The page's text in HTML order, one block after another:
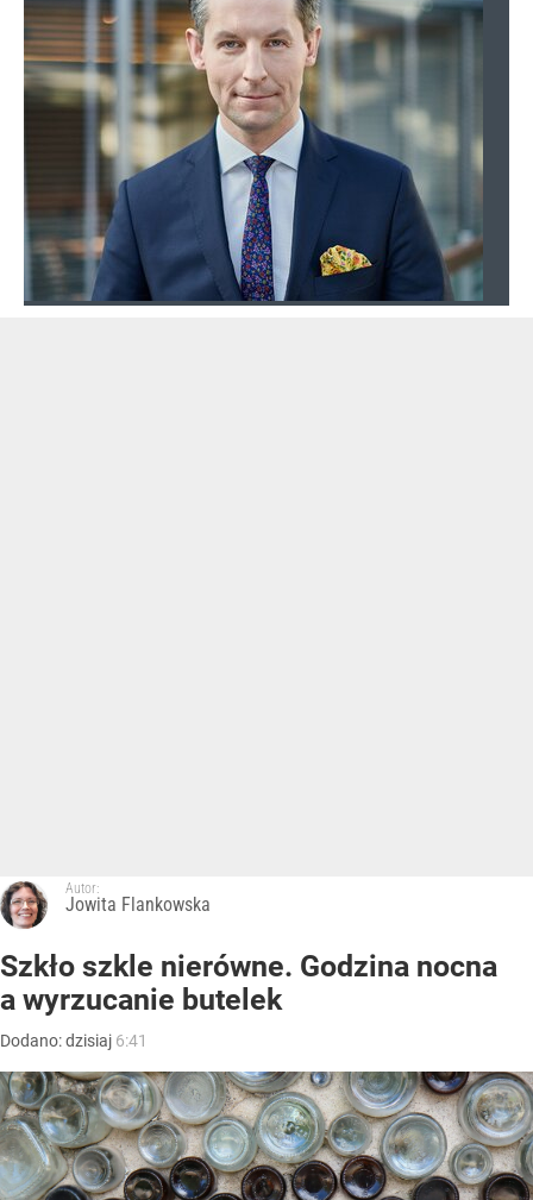
Autor:
Jowita Flankowska
Szkło szkle nierówne. Godzina nocna
a wyrzucanie butelek
Dodano:dzisiaj 6:41